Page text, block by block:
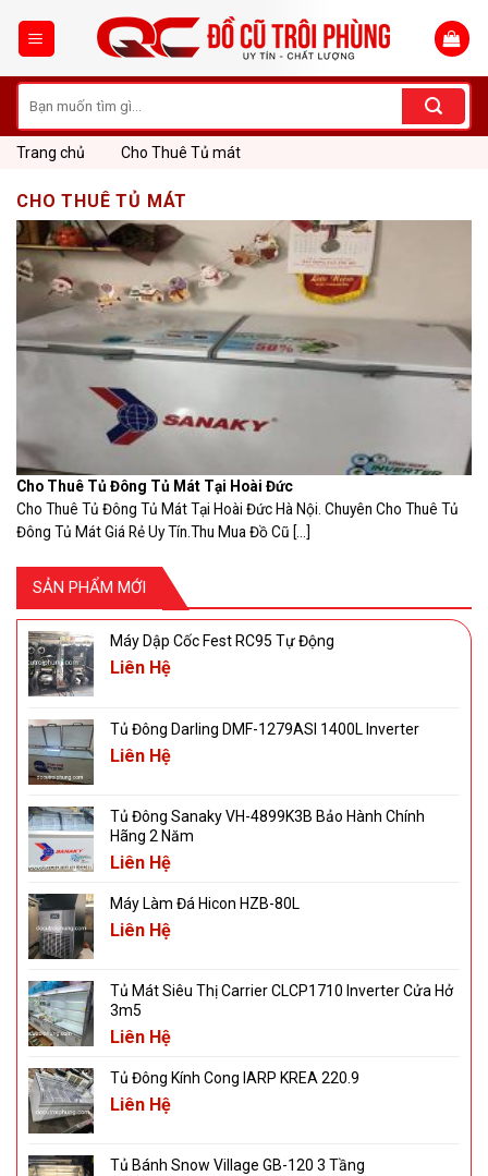
kiếm:
Trang chủ Cho Thuê Tủ mát
SẢN PHẨM MỚI
Máy Dập Cốc Fest RC95 Tự Động
Liên Hệ
Tủ Đông Darling DMF-1279ASI 1400L Inverter
Liên Hệ
Tủ Đông Sanaky VH-4899K3B Bảo Hành Chính
Hãng 2 Năm
Liên Hệ
Máy Làm Đá Hicon HZB-80L
Liên Hệ
Tủ Mát Siêu Thị Carrier CLCP1710 Inverter Cửa Hở
3m5
Liên Hệ
Tủ Đông Kính Cong IARP KREA 220.9
Liên Hệ
Tủ Bánh Snow Village GB-120 3 Tầng
CHO THUÊ TỦ MÁT
Cho Thuê Tủ Đông Tủ Mát Tại Hoài Đức
Cho Thuê Tủ Đông Tủ Mát Tại Hoài Đức Hà Nội. Chuyên Cho Thuê Tủ
Đông Tủ Mát Giá Rẻ Uy Tín.Thu Mua Đồ Cũ [...]